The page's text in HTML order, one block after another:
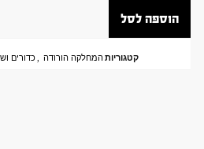
הוספה לסל
קטגוריות המחלקה הורודה ,כדורים